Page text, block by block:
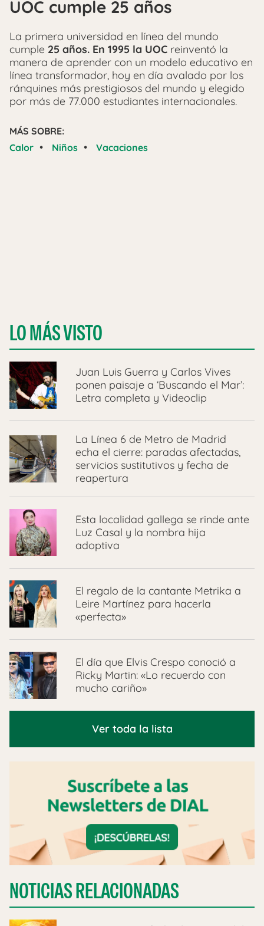
UOC cumple 25 años
La primera universidad en línea del mundo
cumple 25 años. En 1995 la UOC reinventó la
manera de aprender con un modelo educativo en
línea transformador, hoy en día avalado por los
ránquines más prestigiosos del mundo y elegido
por más de 77.000 estudiantes internacionales.
MÁS SOBRE:
Calor • Niños • Vacaciones
LO MÁS VISTO
Juan Luis Guerra y Carlos Vives
ponen paisaje a ‘Buscando el Mar’:
Letra completa y Videoclip
La Línea 6 de Metro de Madrid
echa el cierre: paradas afectadas,
servicios sustitutivos y fecha de
reapertura
Esta localidad gallega se rinde ante
Luz Casal y la nombra hija
adoptiva
El regalo de la cantante Metrika a
Leire Martínez para hacerla
«perfecta»
El día que Elvis Crespo conoció a
Ricky Martin: «Lo recuerdo con
mucho cariño»
Ver toda la lista
NOTICIAS RELACIONADAS